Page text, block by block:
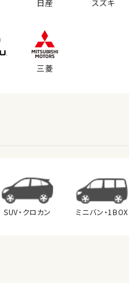
日産 スズキ
三菱
SUV・クロカン ミニバン・1BOX